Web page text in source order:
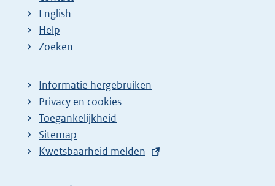
English
Help
Zoeken
Informatie hergebruiken
Privacy en cookies
Toegankelijkheid
Sitemap
E
Kwetsbaarheid melden